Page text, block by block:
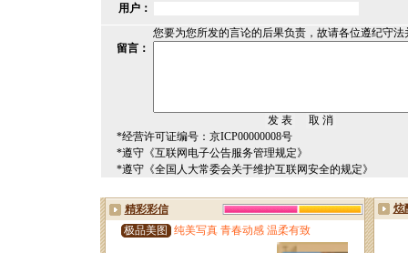
用户：
您要为您所发的言论的后果负责，故请各位遵纪守
留言：
*经营许可证编号：京ICP00000008号
*遵守《互联网电子公告服务管理规定》
*遵守《全国人大常委会关于维护互联网安全的规定》